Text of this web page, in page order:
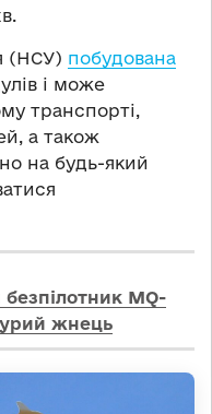
(НСУ) побудована
і може
транспорті,
а також
на будь-який
MQ-
жнець